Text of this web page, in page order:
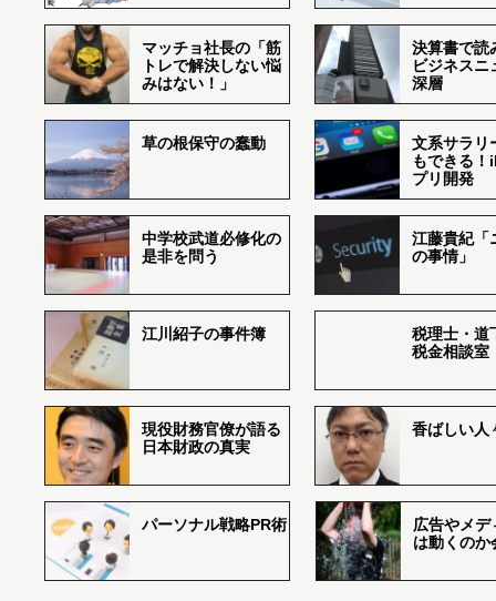
マッチョ社長の「筋
トレで解決しない悩
みはない！」
決算書で読
ビジネスニ
深層
草の根保守の蠢動
文系サラリ
もできる
プリ開発
中学校武道必修化の
是非を問う
江藤貴紀「
の事情」
江川紹子の事件簿
税理士・道
税金相談室
現役財務官僚が語る
日本財政の真実
香ばしい
パーソナル戦略PR術
広告やメデ
は動くのか